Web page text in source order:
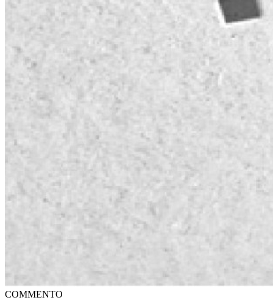
COMMENTO